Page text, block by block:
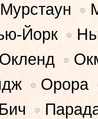
Мурстаун •
Йорк •
Окленд •
• Орора
•